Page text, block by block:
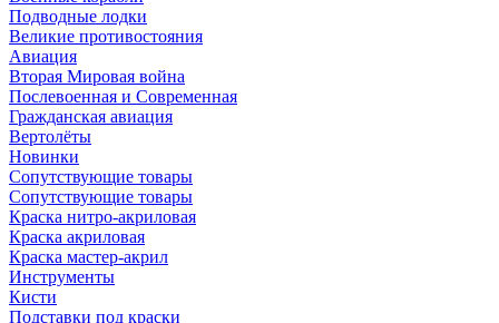
Подводные лодки
Великие противостояния
Авиация
Вторая Мировая война
Послевоенная и Современная
Гражданская авиация
Вертолёты
Новинки
Сопутствующие товары
Сопутствующие товары
Краска нитро-акриловая
Краска акриловая
Краска мастер-акрил
Инструменты
Кисти
Подставки под краски